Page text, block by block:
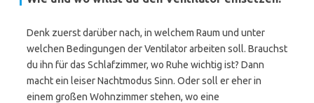
Denk zuerst darüber nach, in welchem Raum und unter
welchen Bedingungen der Ventilator arbeiten soll. Brauchst
du ihn für das Schlafzimmer, wo Ruhe wichtig ist? Dann
macht ein leiser Nachtmodus Sinn. Oder soll er eher in
einem großen Wohnzimmer stehen, wo eine